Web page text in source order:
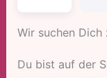
Wir suchen Dich
Du bist auf der